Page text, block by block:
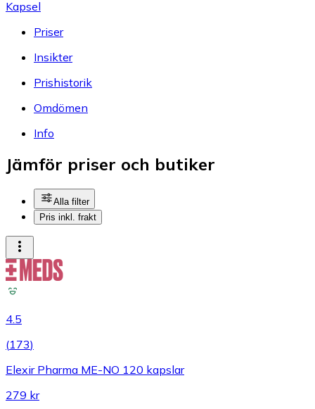
Kapsel
Priser
Insikter
Prishistorik
Omdömen
Info
Jämför priser och butiker
Alla filter
Pris inkl. frakt
4.5
(173)
Elexir Pharma ME-NO 120 kapslar
279 kr